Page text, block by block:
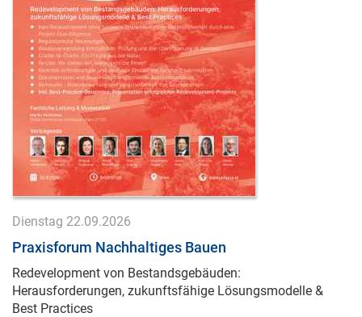
Dienstag 22.09.2026
Praxisforum Nachhaltiges Bauen
Redevelopment von Bestandsgebäuden:
Herausforderungen, zukunftsfähige Lösungsmodelle &
Best Practices